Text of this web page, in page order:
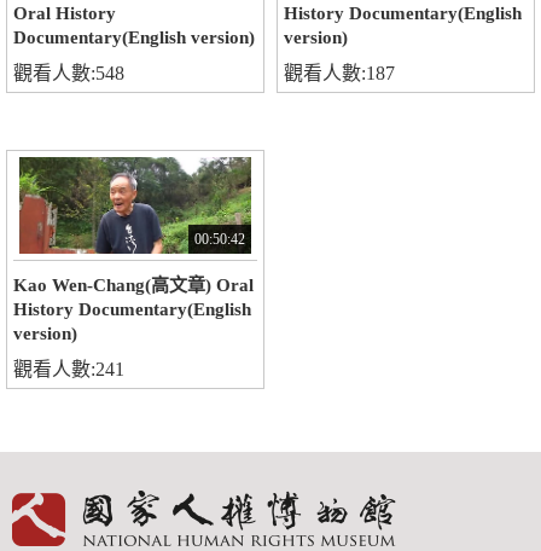
Oral History
Documentary(English version)
觀看人數:548
History Documentary(English
version)
觀看人數:187
00:50:42
Kao Wen-Chang(高文章) Oral
History Documentary(English
version)
觀看人數:241